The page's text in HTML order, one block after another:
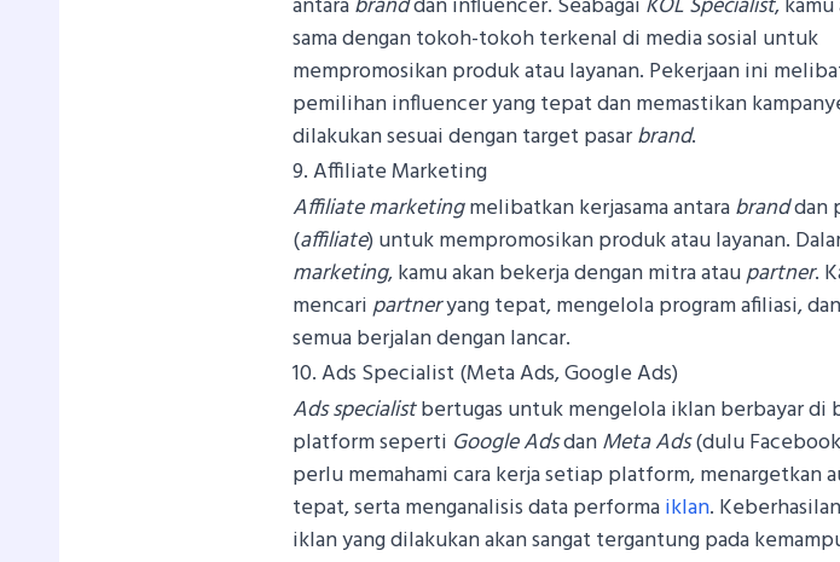
sama dengan tokoh-tokoh terkenal di media sosial untuk
mempromosikan produk atau layanan. Pekerjaan ini
pemilihan influencer yang tepat dan memastikan
dilakukan sesuai dengan target pasarbrand.
9. Affiliate Marketing
Affiliate marketingmelibatkan kerjasama antarabranddan
(affiliate) untuk mempromosikan produk atau layanan.
marketing, kamu akan bekerja dengan mitra ataupartner.
mencaripartneryang tepat, mengelola program afiliasi,
semua berjalan dengan lancar.
10. Ads Specialist (Meta Ads, Google Ads)
Ads specialistbertugas untuk mengelola iklan berbayar di
platform seperti Google AdsdanMeta Ads(dulu
perlu memahami cara kerja setiap platform, menargetkan
tepat, serta menganalisis data performaiklan.
iklan yang dilakukan akan sangat tergantung pada